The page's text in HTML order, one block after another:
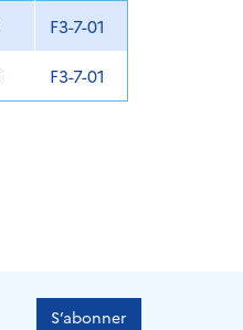
F3-7-01
F3-7-01
S’abonner